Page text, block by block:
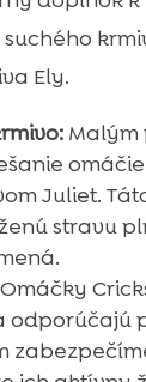
Ely.
Malým
Juliet.
stravu
odporúčajú